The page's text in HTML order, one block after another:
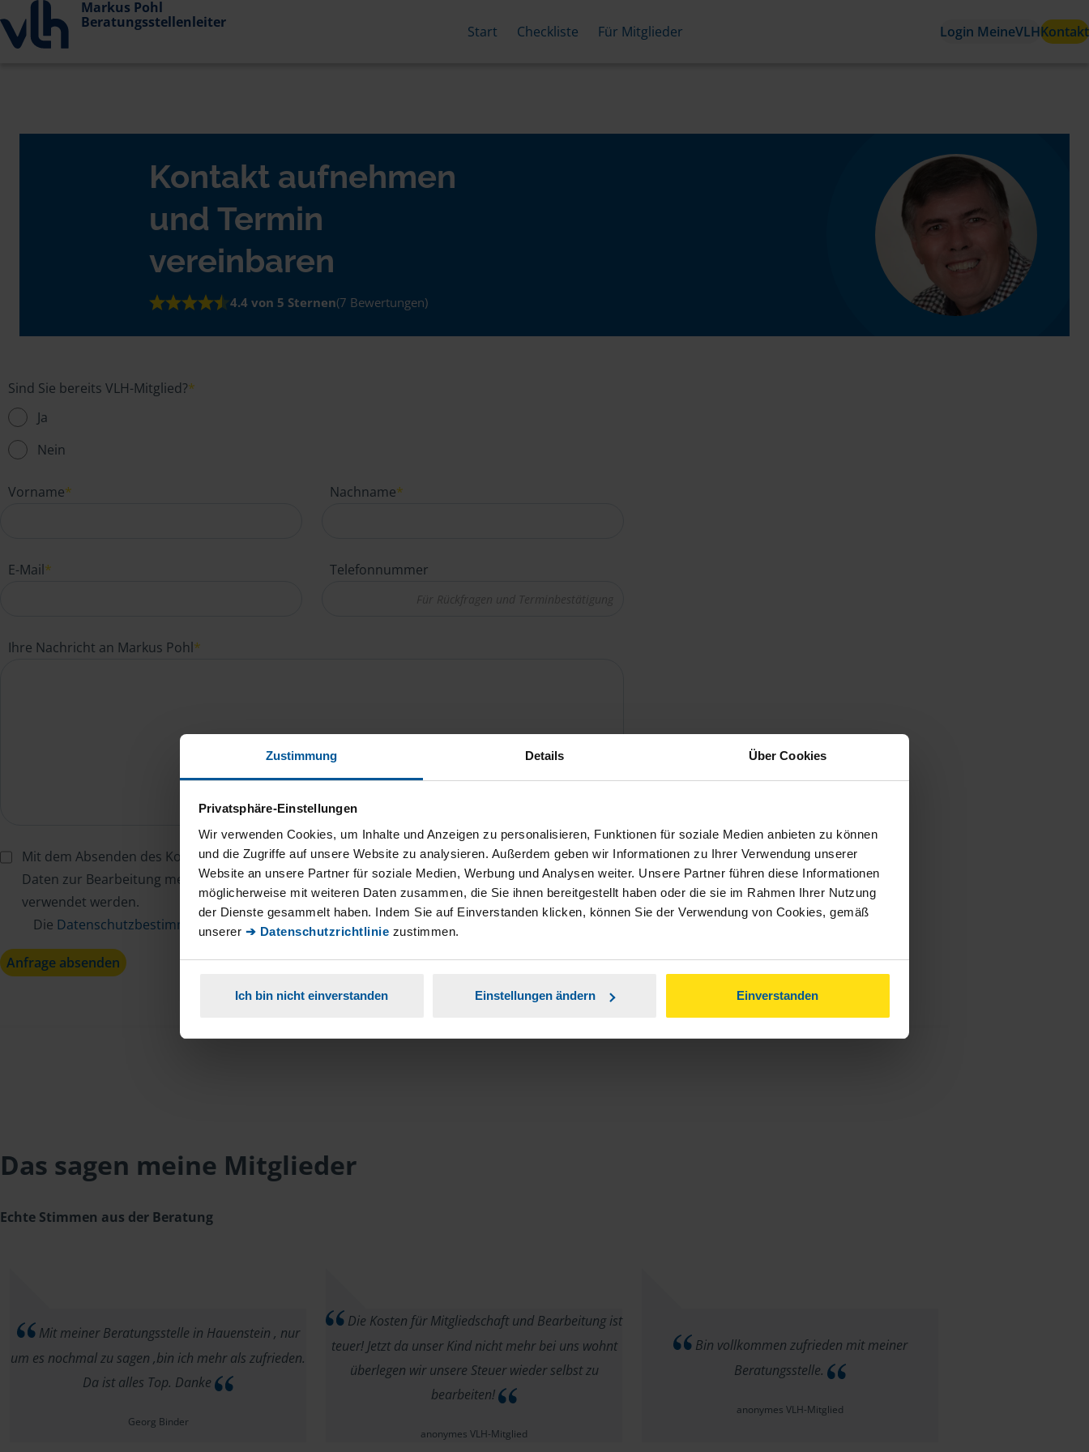
Zustimmung Details Über Cookies
Privatsphäre-Einstellungen
Wir verwenden Cookies, um Inhalte und Anzeigen zu personalisieren, Funktionen für soziale Medien anbieten zu können
und die Zugriffe auf unsere Website zu analysieren. Außerdem geben wir Informationen zu Ihrer Verwendung unserer
Website an unsere Partner für soziale Medien, Werbung und Analysen weiter. Unsere Partner führen diese Informationen
möglicherweise mit weiteren Daten zusammen, die Sie ihnen bereitgestellt haben oder die sie im Rahmen Ihrer Nutzung
der Dienste gesammelt haben. Indem Sie auf Einverstanden klicken, können Sie der Verwendung von Cookies, gemäß
unserer ➔ Datenschutzrichtlinie zustimmen.
Ich bin nicht einverstanden Einstellungen ändern Einverstanden
Markus Pohl
Beratungsstellenleiter
Start Checkliste Für Mitglieder Login MeineVLHKontakt
Kontakt aufnehmen
und Termin
vereinbaren
4.4 von 5 Sternen(7 Bewertungen)
Sind Sie bereits VLH-Mitglied?*
Ja
Nein
Vorname* Nachname*
E-Mail* Telefonnummer
Ihre Nachricht an Markus Pohl*
Mit dem Absenden des Kontaktformulars erkläre ich mich damit einverstanden, dass meine
Daten zur Bearbeitung meines Anliegens sowie zur internen Analyse der Zugriffsquelle
verwendet werden.
Die Datenschutzbestimmungen habe ich zur Kenntnis genommen.
Anfrage absenden
Das sagen meine Mitglieder
Echte Stimmen aus der Beratung
Mit meiner Beratungsstelle in Hauenstein , nur
um es nochmal zu sagen ,bin ich mehr als zufrieden.
Da ist alles Top. Danke
Georg Binder
Die Kosten für Mitgliedschaft und Bearbeitung ist
teuer! Jetzt da unser Kind nicht mehr bei uns wohnt
überlegen wir unsere Steuer wieder selbst zu
bearbeiten!
anonymes VLH-Mitglied
Bin vollkommen zufrieden mit meiner
Beratungsstelle.
anonymes VLH-Mitglied